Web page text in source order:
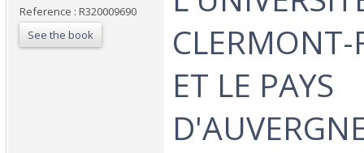
Reference : R320009690
See the book
CLERMONT-
ET LE PAYS